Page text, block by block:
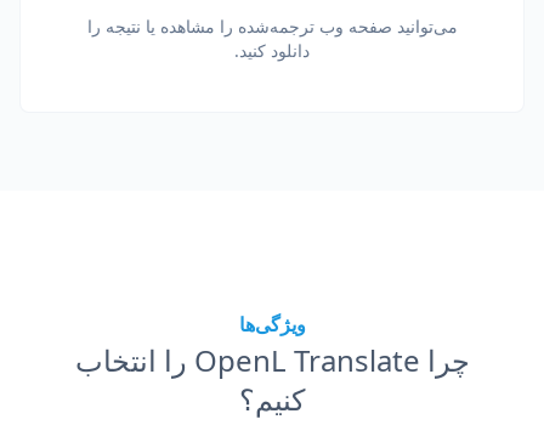
می‌توانید صفحه وب ترجمه‌شده را مشاهده یا نتیجه را
دانلود کنید.
ویژگی‌ها
چرا OpenL Translate را انتخاب
کنیم؟